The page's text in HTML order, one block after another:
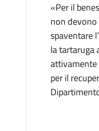
«Per il
non
spaventare
la tartaruga
attivamente
per il